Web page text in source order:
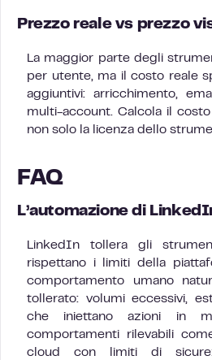
Prezzo reale vs prezzo
La maggior parte degli
per utente, ma il costo reale
aggiuntivi: arricchimento,
multi-account. Calcola il
non solo la licenza dello
FAQ
L’automazione di
LinkedIn tollera gli
rispettano i limiti della
comportamento umano
tollerato: volumi eccessivi,
che iniettano azioni in
comportamenti rilevabili
cloud con limiti di